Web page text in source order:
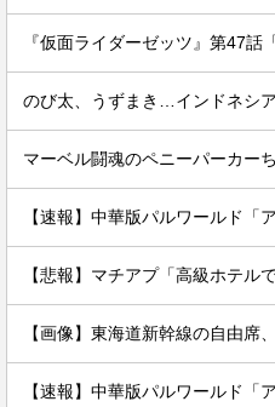
『仮面ライダーゼッツ』第47話
マーベル闘魂のペニーパーカー
【画像】東海道新幹線の自由席